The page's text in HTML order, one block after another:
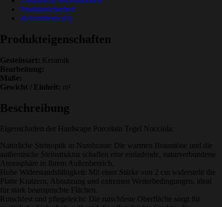
Produktsicherheit
Rezensionen (0)
Produkteigenschaften
Gesteinsart: Keramik
Bearbeitung:
Maße:
Gewicht / Einheit: m²
Beschreibung
Eigenschaften der Hardscape Porcelain Tegel Nocciola:
Natürliche Steinoptik in Nussbraun: Die warmen Brauntöne und die
authentische Steinstruktur schaffen eine einladende, naturverbundene
Atmosphäre in Ihrem Außenbereich.
Hohe Widerstandsfähigkeit: Mit einer Stärke von 2 cm widersteht die
Platte Kratzern, Abnutzung und extremen Wetterbedingungen, ideal
für stark beanspruchte Flächen.
Rutschfest und pflegeleicht: Die rutschfeste Oberfläche sorgt für